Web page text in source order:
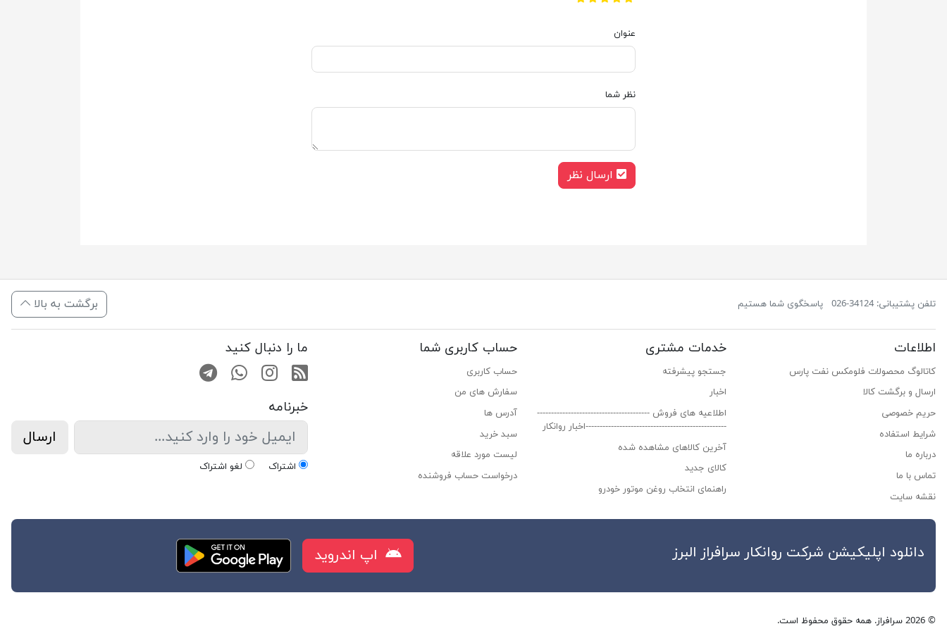
عنوان
نظر شما
ارسال نظر
تلفن پشتیبانی: 34124-026 پاسخگوی شما هستیم برگشت به بالا
اطلاعات
کاتالوگ محصولات فلومکس نفت پارس
ارسال و برگشت کالا
حریم خصوصی
شرایط استفاده
درباره ما
تماس با ما
نقشه سایت
خدمات مشتری
جستجو پیشرفته
اخبار
اطلاعیه های فروش ----------------------------------------
--------------------------------------------------اخبار روانکار
آخرین کالاهای مشاهده شده
کالای جدید
راهنمای انتخاب روغن موتور خودرو
حساب کاربری شما
حساب کاربری
سفارش های من‎
آدرس ها
سبد خرید
لیست مورد علاقه
درخواست حساب فروشنده
ما را دنبال کنید
RSS صفحه اینستاگرام
تماس با واتس اپ
کانال تلگرام
خبرنامه
ارسال
اشتراک لغو اشتراک
دانلود اپلیکیشن شرکت روانکار سرافراز البرز اپ اندروید
© 2026 سرافراز. همه حقوق محفوظ است.